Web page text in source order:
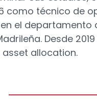
como técnico de
el departamento
Desde
allocation.